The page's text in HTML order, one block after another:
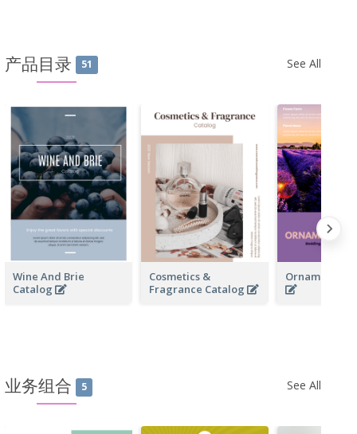
产品目录 51 See All
Wine And Brie
Catalog
Cosmetics &
Fragrance Catalog
Ornamentals
业务组合 5 See All